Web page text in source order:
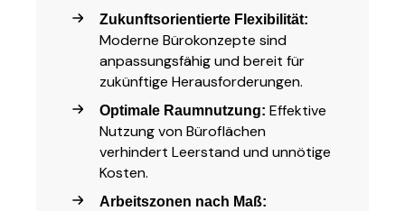
Zukunftsorientierte Flexibilität:
Moderne Bürokonzepte sind
anpassungsfähig und bereit für
zukünftige Herausforderungen.
Optimale Raumnutzung: Effektive
Nutzung von Büroflächen
verhindert Leerstand und unnötige
Kosten.
Arbeitszonen nach Maß: